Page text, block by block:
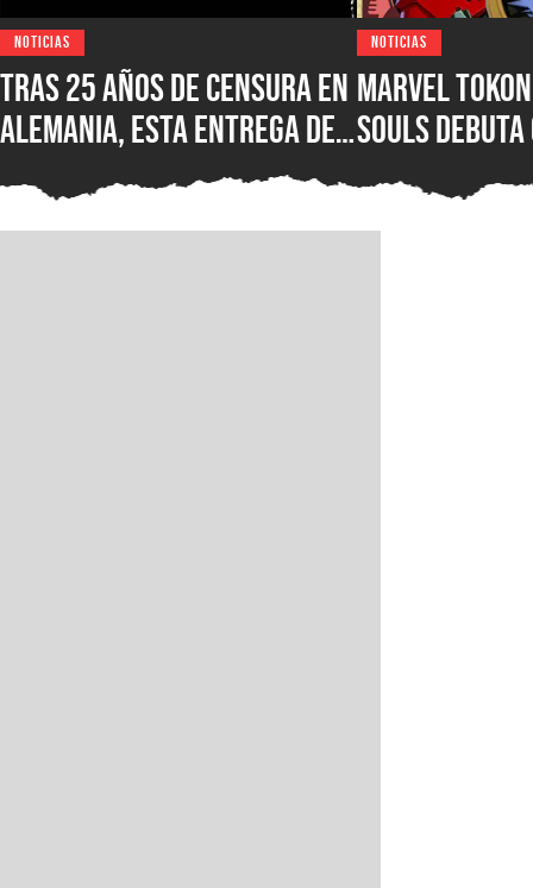
NOTICIAS
Tras 25 años de censura en
Alemania, esta entrega de
Wolfenstein por fin está
disponible en su versión
NOTICIAS
Marvel
Souls debuta
reseñas
Steam,